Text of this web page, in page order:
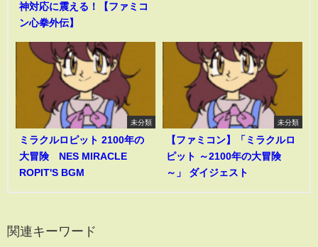
神対応に震える！【ファミコ
ン心拳外伝】
未分類
ミラクルロピット 2100年の
大冒険 NES MIRACLE
ROPIT'S BGM
未分類
【ファミコン】「ミラクルロ
ピット ～2100年の大冒険
～」 ダイジェスト
関連キーワード